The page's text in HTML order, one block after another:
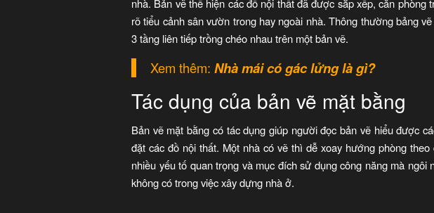
nhà. Bản vẽ thể hiện các đồ nội thất đã được sắp xếp, căn
rõ tiểu cảnh sân vườn trong hay ngoài nhà. Thông thường bảng
3 tầng liên tiếp trồng chéo nhau trên một bản vẽ.
Xem thêm: Nhà mái có gác lửng là gì?
Tác dụng của bản vẽ mặt bằng
Bản vẽ mặt bằng có tác dụng giúp người đọc bản vẽ hiểu được
đặt các đồ nội thất. Một nhà có vẽ thì dễ xoay hướng phòng
nhiều yếu tố quan trọng và mục đích sử dụng công năng mà
không có trong việc xây dựng nhà ở.